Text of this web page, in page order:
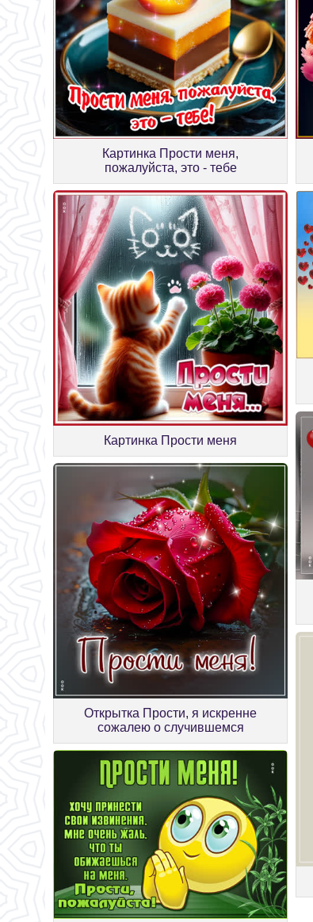
Картинка Прости меня,
пожалуйста, это - тебе
Картинка Прости меня
Открытка Прости, я искренне
сожалею о случившемся